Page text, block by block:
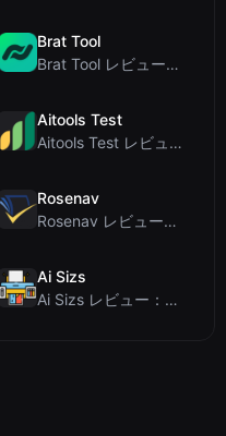
Brat Tool
Brat Tool レビュー：無料のCharli XCX風Bratテキスト生成ツール
Aitools Test
Aitools Test レビュー：無料ブラウザベースのAI検出器、トークンカウンター、コスト見積も...
Rosenav
Rosenav レビュー：無料オンラインコサイン類似度チェッカー＆テキスト差分ツール
Ai Sizs
Ai Sizs レビュー：無料でプライベートな画像類似度比較・ぼけ検出ツール